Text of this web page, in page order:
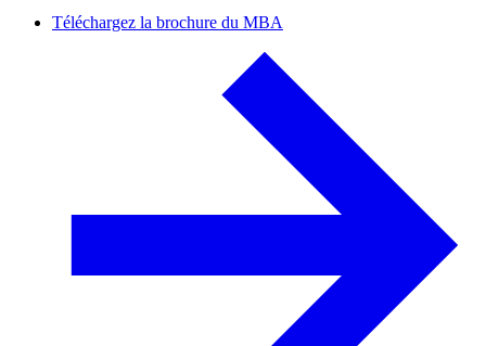
Téléchargez la brochure du MBA